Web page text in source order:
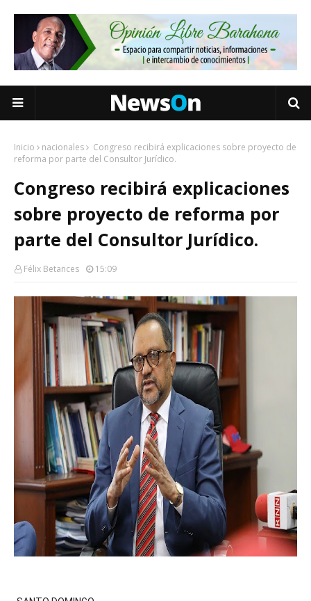
Inicio nacionales
Congreso recibirá explicaciones sobre proyecto de
reforma por parte del Consultor Jurídico.
Congreso recibirá explicaciones
sobre proyecto de reforma por
parte del Consultor Jurídico.
Félix Betances 15:09